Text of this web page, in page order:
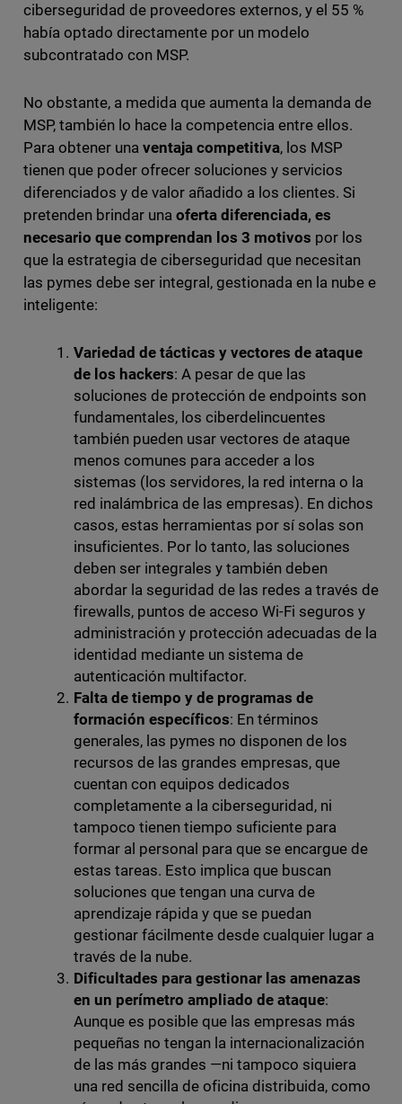
ciberseguridad de proveedores externos, y el 55 %
había optado directamente por un modelo
subcontratado con MSP.
No obstante, a medida que aumenta la demanda de
MSP, también lo hace la competencia entre ellos.
Para obtener una ventaja competitiva, los MSP
tienen que poder ofrecer soluciones y servicios
diferenciados y de valor añadido a los clientes. Si
pretenden brindar una oferta diferenciada, es
necesario que comprendan los 3 motivos por los
que la estrategia de ciberseguridad que necesitan
las pymes debe ser integral, gestionada en la nube e
inteligente:
Variedad de tácticas y vectores de ataque
de los hackers: A pesar de que las
soluciones de protección de endpoints son
fundamentales, los ciberdelincuentes
también pueden usar vectores de ataque
menos comunes para acceder a los
sistemas (los servidores, la red interna o la
red inalámbrica de las empresas). En dichos
casos, estas herramientas por sí solas son
insuficientes. Por lo tanto, las soluciones
deben ser integrales y también deben
abordar la seguridad de las redes a través de
firewalls, puntos de acceso Wi-Fi seguros y
administración y protección adecuadas de la
identidad mediante un sistema de
autenticación multifactor.
Falta de tiempo y de programas de
formación específicos: En términos
generales, las pymes no disponen de los
recursos de las grandes empresas, que
cuentan con equipos dedicados
completamente a la ciberseguridad, ni
tampoco tienen tiempo suficiente para
formar al personal para que se encargue de
estas tareas. Esto implica que buscan
soluciones que tengan una curva de
aprendizaje rápida y que se puedan
gestionar fácilmente desde cualquier lugar a
través de la nube.
Dificultades para gestionar las amenazas
en un perímetro ampliado de ataque:
Aunque es posible que las empresas más
pequeñas no tengan la internacionalización
de las más grandes —ni tampoco siquiera
una red sencilla de oficina distribuida, como